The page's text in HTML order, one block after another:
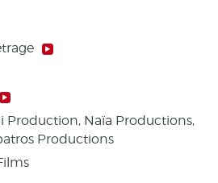
Production, Naïa Productions,
Productions